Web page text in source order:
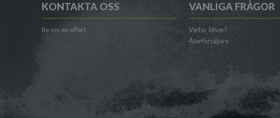
KONTAKTA OSS
Be om en offert
VANLIGA FRÅGOR
Varför Silver?
Återförsäljare